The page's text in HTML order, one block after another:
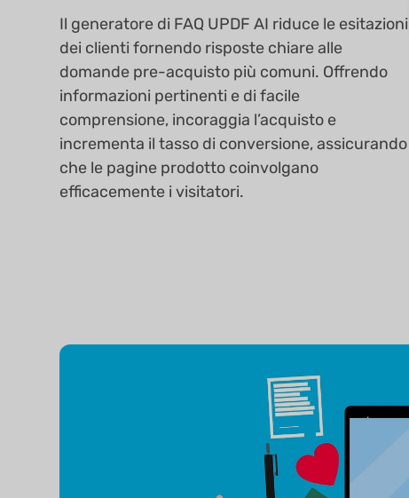
Il generatore di FAQ UPDF AI riduce le esitazioni
dei clienti fornendo risposte chiare alle
domande pre-acquisto più comuni. Offrendo
informazioni pertinenti e di facile
comprensione, incoraggia l’acquisto e
incrementa il tasso di conversione, assicurando
che le pagine prodotto coinvolgano
efficacemente i visitatori.